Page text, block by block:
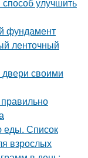
фундамент
ленточный
своими
правильно
еды. Список
взрослых